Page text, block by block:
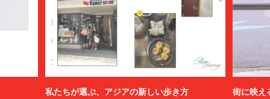
私たちが選ぶ、アジアの新しい歩き方 街に映え